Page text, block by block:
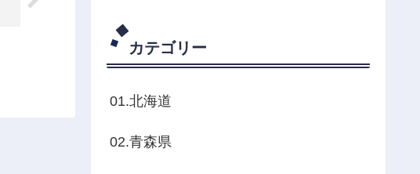
カテゴリー
01.北海道
02.青森県